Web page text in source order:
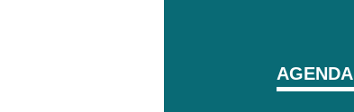
AGENDA